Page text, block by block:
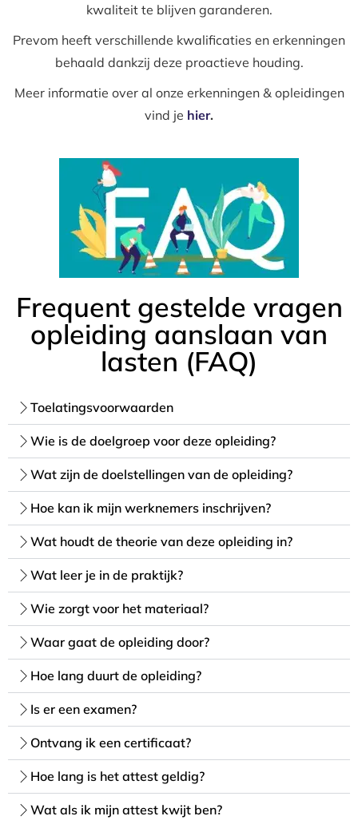
kwaliteit te blijven garanderen.
Prevom heeft verschillende kwalificaties en erkenningen
behaald dankzij deze proactieve houding.
Meer informatie over al onze erkenningen & opleidingen
vind je hier.
Frequent gestelde vragen
opleiding aanslaan van
lasten (FAQ)
Toelatingsvoorwaarden
Wie is de doelgroep voor deze opleiding?
Wat zijn de doelstellingen van de opleiding?
Hoe kan ik mijn werknemers inschrijven?
Wat houdt de theorie van deze opleiding in?
Wat leer je in de praktijk?
Wie zorgt voor het materiaal?
Waar gaat de opleiding door?
Hoe lang duurt de opleiding?
Is er een examen?
Ontvang ik een certificaat?
Hoe lang is het attest geldig?
Wat als ik mijn attest kwijt ben?